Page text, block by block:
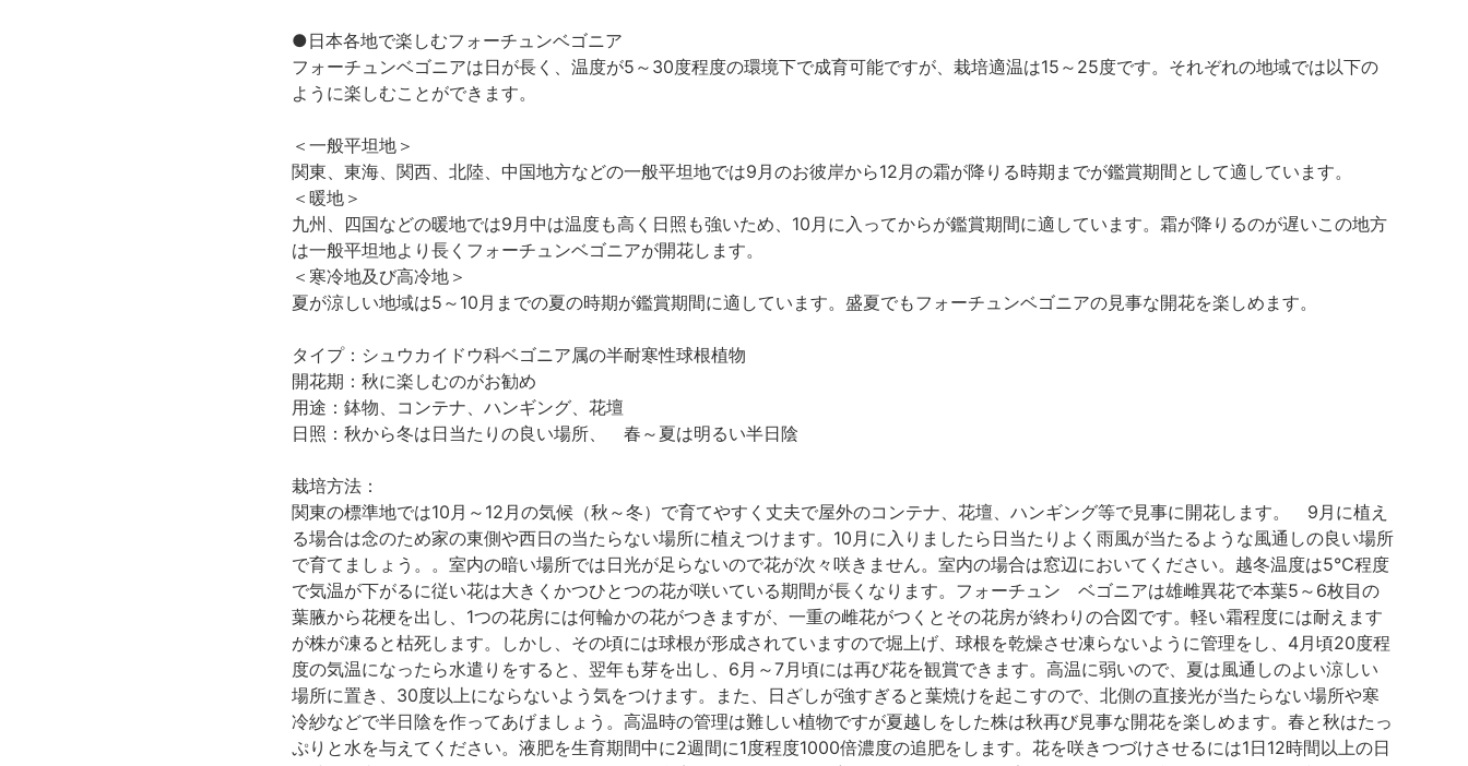
●日本各地で楽しむフォーチュンベゴニア
フォーチュンベゴニアは日が長く、温度が5～30度程度の環境下で成育可能ですが、栽培適温は15～25度です。それぞれの地域では以下の
ように楽しむことができます。
＜一般平坦地＞
関東、東海、関西、北陸、中国地方などの一般平坦地では9月のお彼岸から12月の霜が降りる時期までが鑑賞期間として適しています。
＜暖地＞
九州、四国などの暖地では9月中は温度も高く日照も強いため、10月に入ってからが鑑賞期間に適しています。霜が降りるのが遅いこの地方
は一般平坦地より長くフォーチュンベゴニアが開花します。
＜寒冷地及び高冷地＞
夏が涼しい地域は5～10月までの夏の時期が鑑賞期間に適しています。盛夏でもフォーチュンベゴニアの見事な開花を楽しめます。
タイプ：シュウカイドウ科ベゴニア属の半耐寒性球根植物
開花期：秋に楽しむのがお勧め
用途：鉢物、コンテナ、ハンギング、花壇
日照：秋から冬は日当たりの良い場所、 春～夏は明るい半日陰
栽培方法：
関東の標準地では10月～12月の気候（秋～冬）で育てやすく丈夫で屋外のコンテナ、花壇、ハンギング等で見事に開花します。 9月に植え
る場合は念のため家の東側や西日の当たらない場所に植えつけます。10月に入りましたら日当たりよく雨風が当たるような風通しの良い場所
で育てましょう。。室内の暗い場所では日光が足らないので花が次々咲きません。室内の場合は窓辺においてください。越冬温度は5℃程度
で気温が下がるに従い花は大きくかつひとつの花が咲いている期間が長くなります。フォーチュン ベゴニアは雄雌異花で本葉5～6枚目の
葉腋から花梗を出し、1つの花房には何輪かの花がつきますが、一重の雌花がつくとその花房が終わりの合図です。軽い霜程度には耐えます
が株が凍ると枯死します。しかし、その頃には球根が形成されていますので堀上げ、球根を乾燥させ凍らないように管理をし、4月頃20度程
度の気温になったら水遣りをすると、翌年も芽を出し、6月～7月頃には再び花を観賞できます。高温に弱いので、夏は風通しのよい涼しい
場所に置き、30度以上にならないよう気をつけます。また、日ざしが強すぎると葉焼けを起こすので、北側の直接光が当たらない場所や寒
冷紗などで半日陰を作ってあげましょう。高温時の管理は難しい植物ですが夏越しをした株は秋再び見事な開花を楽しめます。春と秋はたっ
ぷりと水を与えてください。液肥を生育期間中に2週間に1度程度1000倍濃度の追肥をします。花を咲きつづけさせるには1日12時間以上の日